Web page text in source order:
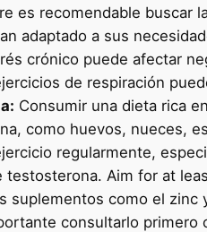
es recomendable buscar
adaptado a sus
crónico puede afectar
de respiración
Consumir una dieta rica
como huevos, nueces,
regularmente,
testosterona. Aim for at
suplementos como el
consultarlo primero